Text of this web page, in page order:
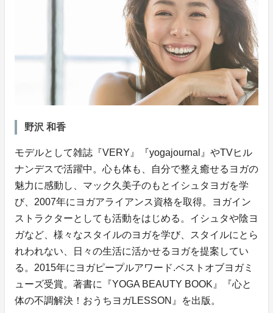
野沢 和香
モデルとして雑誌『VERY』『yogajournal』やTVヒル
ナンデスで活躍中。心も体も、自分で整え癒せるヨガの
魅力に感動し、マック久美子のもとイシュタヨガを学
び、2007年にヨガアライアンス資格を取得。ヨガイン
ストラクターとしても活動をはじめる。イシュタや陰ヨ
ガなど、様々なスタイルのヨガを学び、スタイルにとら
れわれない、日々の生活に活かせるヨガを提案してい
る。2015年にヨガピープルアワード.ベストオブヨガミ
ューズ受賞。著書に『YOGA BEAUTY BOOK』『心と
体の不調解決！おうちヨガLESSON』を出版。